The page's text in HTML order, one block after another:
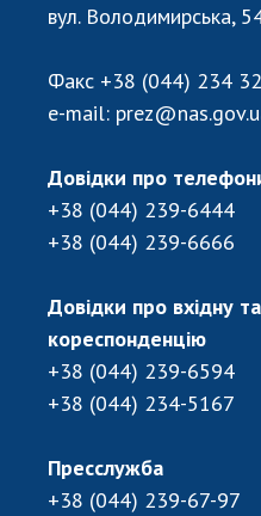
Відкрита наука в НАН
Робота з молоддю
МІЖНАРОДНЕ
Членство в
Міжнародні угоди
ДОКУМЕНТИ
Нормативні акти НАН
Державний бюджет
Вибори до складу
Бланки документів
вул. Володимирська,
Факс +38 (044) 234
e-mail:
Довідки про
+38 (044) 239-6444
+38 (044) 239-6666
Довідки про вхідну
кореспонденцію
+38 (044) 239-6594
+38 (044) 234-5167
Пресслужба
+38 (044) 239-67-97